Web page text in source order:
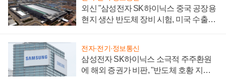
외신 "삼성전자 SK하이닉스 중국 공장용
현지 생산 반도체 장비 시험, 미국 수출통
전자·전기·정보통신
삼성전자 SK하이닉스 소극적 주주환원
에 해외 증권가 비판, "반도체 호황 지속